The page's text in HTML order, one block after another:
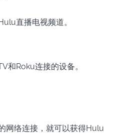
直播电视频道。
和Roku连接的设备。
网络连接，就可以获得Hulu